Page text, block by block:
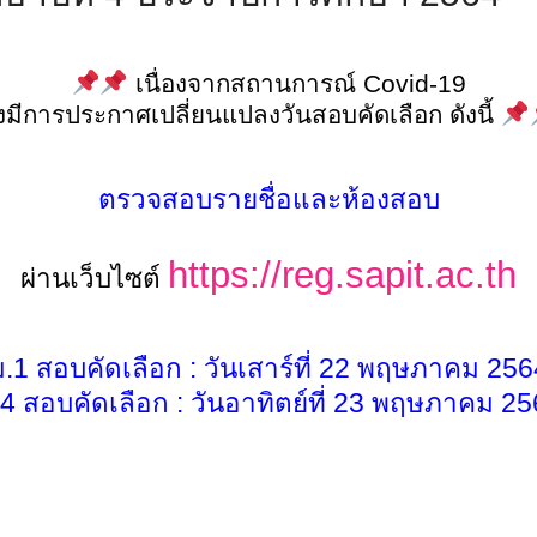
Search
Search
เนื่องจากสถานการณ์ Covid-19
มีการประกาศเปลี่ยนแปลงวันสอบคัดเลือก ดังนี้
ตรวจสอบรายชื่อและห้องสอบ
ผ่านเว็บไซต์ https://reg.sapit.ac.th
สอบคัดเลือก : วันเสาร์ที่ 22 พฤษภาคม
สอบคัดเลือก : วันอาทิตย์ที่ 23 พฤษภาคม